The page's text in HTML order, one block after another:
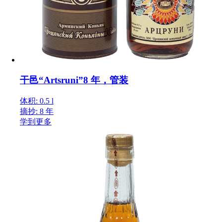
干邑“Artsruni”8 年，管装
体积: 0.5 l
摘抄: 8 年
学到更多